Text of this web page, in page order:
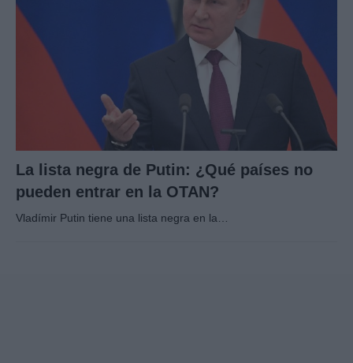
La lista negra de Putin: ¿Qué países no
pueden entrar en la OTAN?
Vladímir Putin tiene una lista negra en la…